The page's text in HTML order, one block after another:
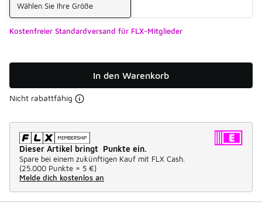
Wählen Sie Ihre Größe
Kostenfreier Standardversand für FLX-Mitglieder
In den Warenkorb
Nicht rabattfähig
Dieser Artikel bringt Punkte ein.
Spare bei einem zukünftigen Kauf mit FLX Cash.
(25.000 Punkte = 5 €)
Melde dich kostenlos an